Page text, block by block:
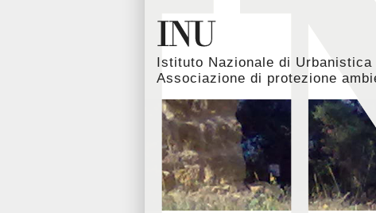
Istituto Nazionale di Urbanistica
Associazione di protezione